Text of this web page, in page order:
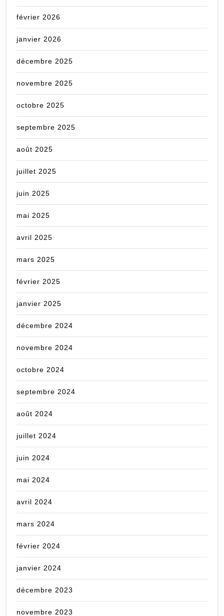
février 2026
janvier 2026
décembre 2025
novembre 2025
octobre 2025
septembre 2025
août 2025
juillet 2025
juin 2025
mai 2025
avril 2025
mars 2025
février 2025
janvier 2025
décembre 2024
novembre 2024
octobre 2024
septembre 2024
août 2024
juillet 2024
juin 2024
mai 2024
avril 2024
mars 2024
février 2024
janvier 2024
décembre 2023
novembre 2023